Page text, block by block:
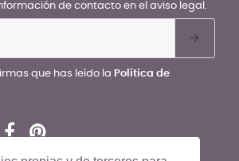
de contacto en el aviso legal.
que has leído la Política de